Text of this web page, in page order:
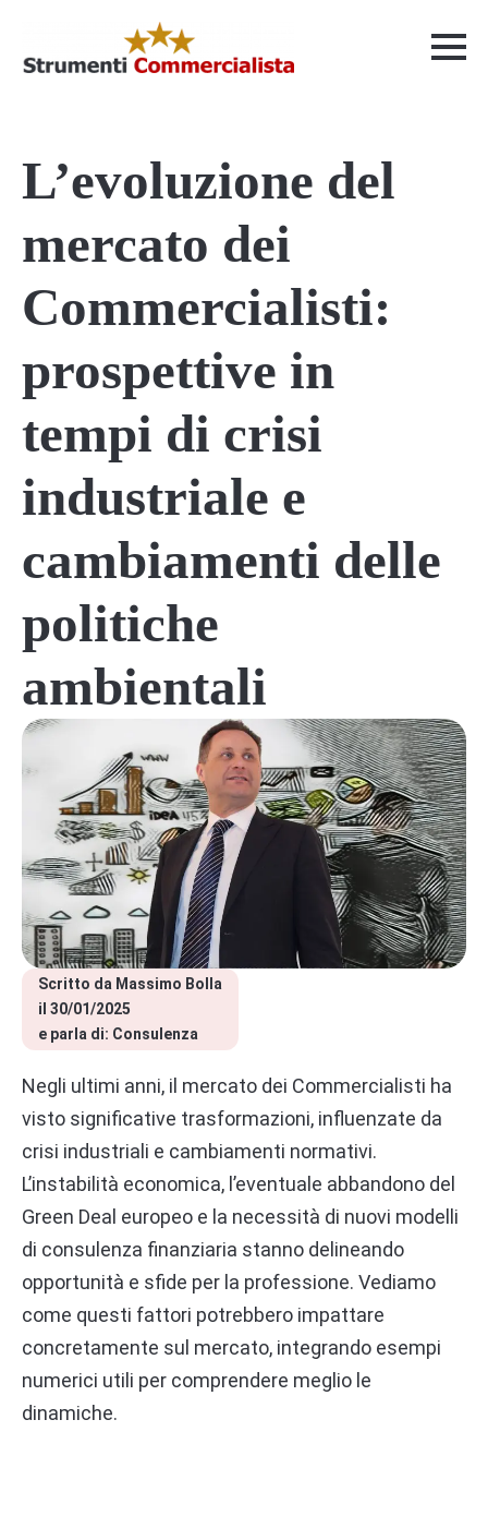
L’evoluzione del
mercato dei
Commercialisti:
prospettive in
tempi di crisi
industriale e
cambiamenti delle
politiche
ambientali
Scritto da Massimo Bolla
il 30/01/2025
e parla di: Consulenza
Negli ultimi anni, il mercato dei Commercialisti ha
visto significative trasformazioni, influenzate da
crisi industriali e cambiamenti normativi.
L’instabilità economica, l’eventuale abbandono del
Green Deal europeo e la necessità di nuovi modelli
di consulenza finanziaria stanno delineando
opportunità e sfide per la professione. Vediamo
come questi fattori potrebbero impattare
concretamente sul mercato, integrando esempi
numerici utili per comprendere meglio le
dinamiche.